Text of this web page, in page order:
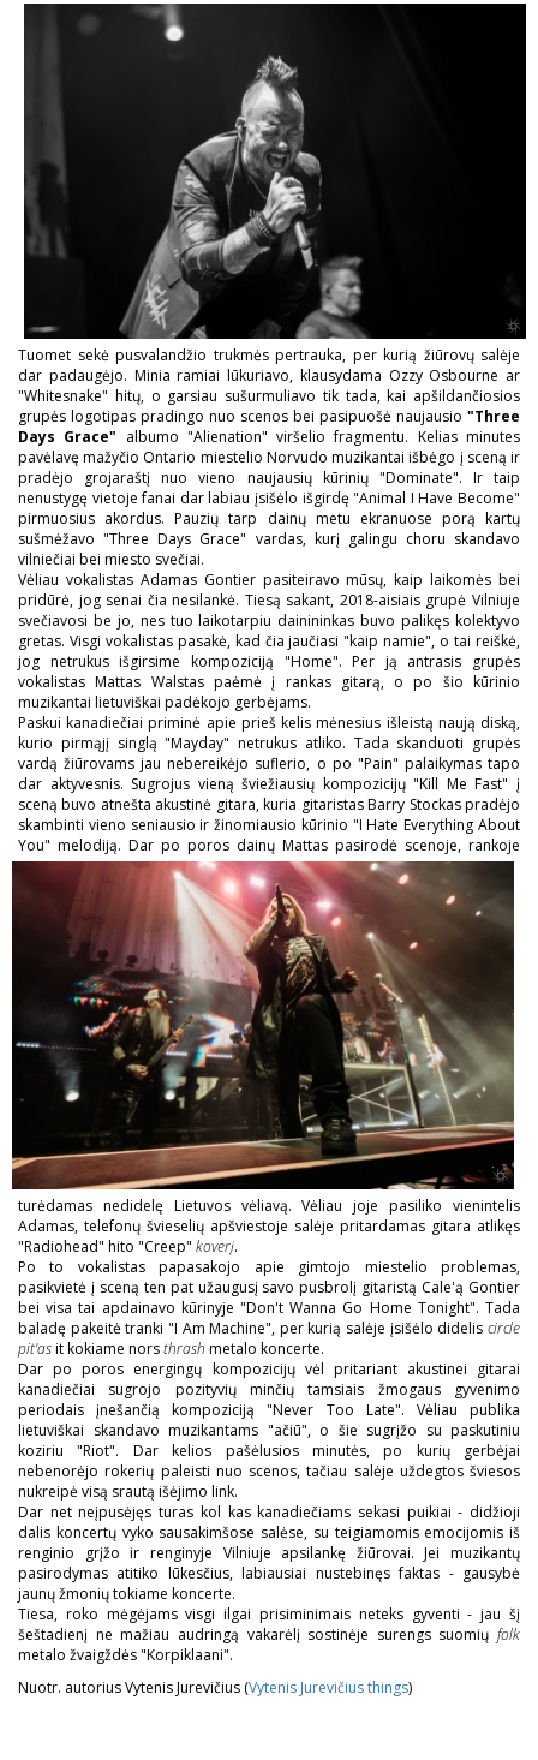
Tuomet sekė pusvalandžio trukmės pertrauka, per kurią žiūrovų salėje
dar padaugėjo. Minia ramiai lūkuriavo, klausydama Ozzy Osbourne ar
"Whitesnake" hitų, o garsiau sušurmuliavo tik tada, kai apšildančiosios
grupės logotipas pradingo nuo scenos bei pasipuošė naujausio "Three
Days Grace" albumo "Alienation" viršelio fragmentu. Kelias minutes
pavėlavę mažyčio Ontario miestelio Norvudo muzikantai išbėgo į sceną ir
pradėjo grojaraštį nuo vieno naujausių kūrinių "Dominate". Ir taip
nenustygę vietoje fanai dar labiau įsišėlo išgirdę "Animal I Have Become"
pirmuosius akordus. Pauzių tarp dainų metu ekranuose porą kartų
sušmėžavo "Three Days Grace" vardas, kurį galingu choru skandavo
vilniečiai bei miesto svečiai.
Vėliau vokalistas Adamas Gontier pasiteiravo mūsų, kaip laikomės bei
pridūrė, jog senai čia nesilankė. Tiesą sakant, 2018-aisiais grupė Vilniuje
svečiavosi be jo, nes tuo laikotarpiu dainininkas buvo palikęs kolektyvo
gretas. Visgi vokalistas pasakė, kad čia jaučiasi "kaip namie", o tai reiškė,
jog netrukus išgirsime kompoziciją "Home". Per ją antrasis grupės
vokalistas Mattas Walstas paėmė į rankas gitarą, o po šio kūrinio
muzikantai lietuviškai padėkojo gerbėjams.
Paskui kanadiečiai priminė apie prieš kelis mėnesius išleistą naują diską,
kurio pirmąjį singlą "Mayday" netrukus atliko. Tada skanduoti grupės
vardą žiūrovams jau nebereikėjo suflerio, o po "Pain" palaikymas tapo
dar aktyvesnis. Sugrojus vieną šviežiausių kompozicijų "Kill Me Fast" į
sceną buvo atnešta akustinė gitara, kuria gitaristas Barry Stockas pradėjo
skambinti vieno seniausio ir žinomiausio kūrinio "I Hate Everything About
You" melodiją. Dar po poros dainų Mattas pasirodė scenoje, rankoje
turėdamas nedidelę Lietuvos vėliavą. Vėliau joje pasiliko vienintelis
Adamas, telefonų švieselių apšviestoje salėje pritardamas gitara atlikęs
"Radiohead" hito "Creep" koverį.
Po to vokalistas papasakojo apie gimtojo miestelio problemas,
pasikvietė į sceną ten pat užaugusį savo pusbrolį gitaristą Cale'ą Gontier
bei visa tai apdainavo kūrinyje "Don't Wanna Go Home Tonight". Tada
baladę pakeitė tranki "I Am Machine", per kurią salėje įsišėlo didelis circle
pit'asit kokiame norsthrash metalo koncerte.
Dar po poros energingų kompozicijų vėl pritariant akustinei gitarai
kanadiečiai sugrojo pozityvių minčių tamsiais žmogaus gyvenimo
periodais įnešančią kompoziciją "Never Too Late". Vėliau publika
lietuviškai skandavo muzikantams "ačiū", o šie sugrįžo su paskutiniu
koziriu "Riot". Dar kelios pašėlusios minutės, po kurių gerbėjai
nebenorėjo rokerių paleisti nuo scenos, tačiau salėje uždegtos šviesos
nukreipė visą srautą išėjimo link.
Dar net neįpusėjęs turas kol kas kanadiečiams sekasi puikiai - didžioji
dalis koncertų vyko sausakimšose salėse, su teigiamomis emocijomis iš
renginio grįžo ir renginyje Vilniuje apsilankę žiūrovai. Jei muzikantų
pasirodymas atitiko lūkesčius, labiausiai nustebinęs faktas - gausybė
jaunų žmonių tokiame koncerte.
Tiesa, roko mėgėjams visgi ilgai prisiminimais neteks gyventi - jau šį
šeštadienį ne mažiau audringą vakarėlį sostinėje surengs suomių folk
metalo žvaigždės "Korpiklaani".
Nuotr. autorius Vytenis Jurevičius (Vytenis Jurevičius things)